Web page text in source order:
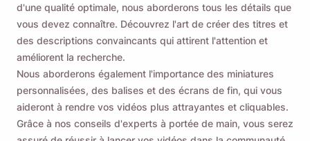
d'une qualité optimale, nous aborderons tous les détails que
vous devez connaître. Découvrez l'art de créer des titres et
des descriptions convaincants qui attirent l'attention et
améliorent la recherche.
Nous aborderons également l'importance des miniatures
personnalisées, des balises et des écrans de fin, qui vous
aideront à rendre vos vidéos plus attrayantes et cliquables.
Grâce à nos conseils d'experts à portée de main, vous serez